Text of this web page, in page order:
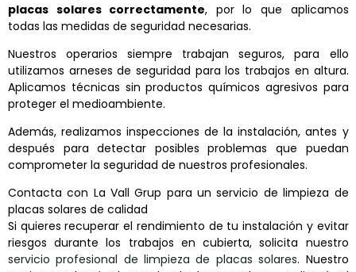
placas solares correctamente, por lo que aplicamos
todas las medidas de seguridad necesarias.
Nuestros operarios siempre trabajan seguros, para ello
utilizamos arneses de seguridad para los trabajos en altura.
Aplicamos técnicas sin productos químicos agresivos para
proteger el medioambiente.
Además, realizamos inspecciones de la instalación, antes y
después para detectar posibles problemas que puedan
comprometer la seguridad de nuestros profesionales.
Contacta con La Vall Grup para un servicio de limpieza de
placas solares de calidad
Si quieres recuperar el rendimiento de tu instalación y evitar
riesgos durante los trabajos en cubierta, solicita nuestro
servicio profesional de limpieza de placas solares. Nuestro